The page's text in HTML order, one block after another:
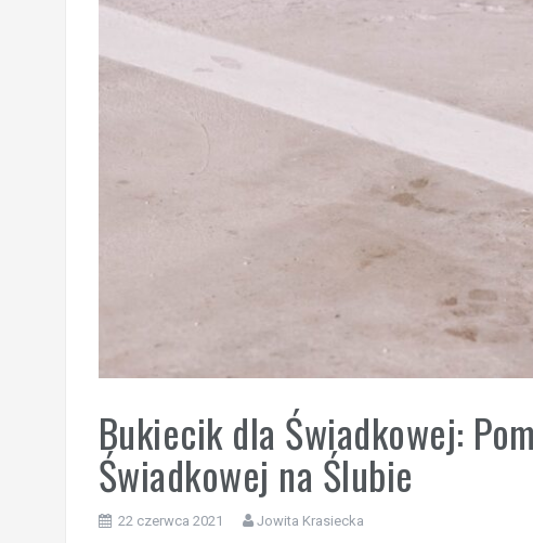
Bukiecik dla Świadkowej:
Świadkowej na Ślubie
22 czerwca 2021 Jowita Krasiecka